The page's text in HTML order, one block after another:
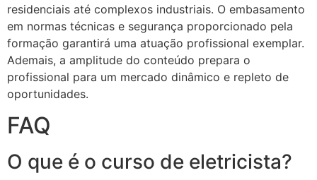
residenciais até complexos industriais. O embasamento
em normas técnicas e segurança proporcionado pela
formação garantirá uma atuação profissional exemplar.
Ademais, a amplitude do conteúdo prepara o
profissional para um mercado dinâmico e repleto de
oportunidades.
FAQ
O que é o curso de eletricista?